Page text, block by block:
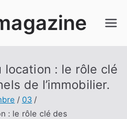
location : le rôle clé
de l’immobilier.
03
: le rôle clé des